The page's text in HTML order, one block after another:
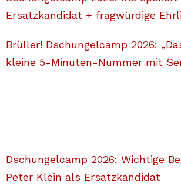
Ersatzkandidat + fragwürdige
Brüller! Dschungelcamp 2026:
kleine 5-Minuten-Nummer mit
Dschungelcamp 2026: Wichtige
Peter Klein als Ersatzkandidat